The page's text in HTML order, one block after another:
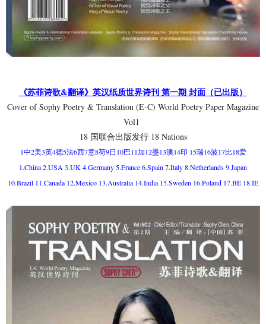
《苏菲诗歌&翻译》英汉纸质世界诗刊 第一期 封面（已出版）
Cover of Sophy Poetry & Translation (E-C) World Poetry Paper Magazine
Vol1
18 国联合出版发行 18 Nations
1中2美3英4德5法6西7意8荷9日10巴11加12墨13澳14印 15瑞16波17比18爱
1.China 2.USA 3.UK 4.Germany 5.France 6.Spain 7.Italy 8.Netherlands 9.Japan
10.Brazil 11.Canada 12.Mexico 13.Australia 14.India 15.Sweden 16.Poland 17.BE 18.IE